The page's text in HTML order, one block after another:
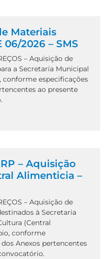
Materiais
2026 – SMS
– Aquisição de
a Secretaria Municipal
conforme especificações
ao presente
– Aquisição
Alimenticia –
– Aquisição de
à Secretaria
(Central
conforme
Anexos pertencentes